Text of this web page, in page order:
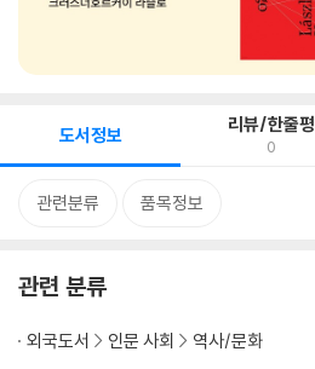
도서정보 리뷰/한줄평
0
관련분류 품목정보
관련 분류
외국도서 인문 사회 역사/문화